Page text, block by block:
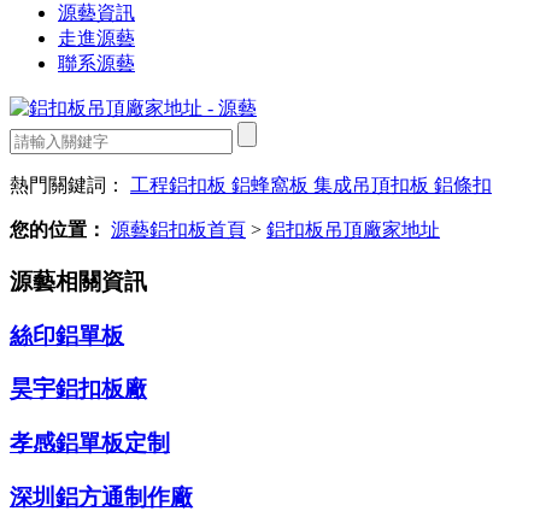
源藝資訊
走進源藝
聯系源藝
熱門關鍵詞： 工程鋁扣板 鋁蜂窩板 集成吊頂扣板 鋁條扣
您的位置： 源藝鋁扣板首頁 > 鋁扣板吊頂廠家地址
源藝相關資訊
絲印鋁單板
昊宇鋁扣板廠
孝感鋁單板定制
深圳鋁方通制作廠